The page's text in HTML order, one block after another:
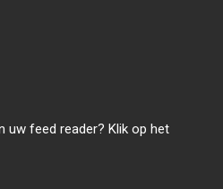
uw feed reader? Klik op het